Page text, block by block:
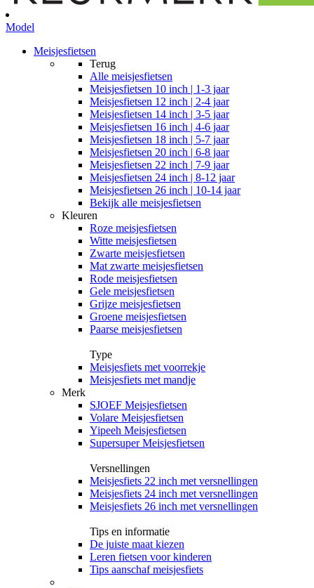
Model
Meisjesfietsen
Terug
Alle meisjesfietsen
Meisjesfietsen 10 inch | 1-3 jaar
Meisjesfietsen 12 inch | 2-4 jaar
Meisjesfietsen 14 inch | 3-5 jaar
Meisjesfietsen 16 inch | 4-6 jaar
Meisjesfietsen 18 inch | 5-7 jaar
Meisjesfietsen 20 inch | 6-8 jaar
Meisjesfietsen 22 inch | 7-9 jaar
Meisjesfietsen 24 inch | 8-12 jaar
Meisjesfietsen 26 inch | 10-14 jaar
Bekijk alle meisjesfietsen
Kleuren
Roze meisjesfietsen
Witte meisjesfietsen
Zwarte meisjesfietsen
Mat zwarte meisjesfietsen
Rode meisjesfietsen
Gele meisjesfietsen
Grijze meisjesfietsen
Groene meisjesfietsen
Paarse meisjesfietsen
Type
Meisjesfiets met voorrekje
Meisjesfiets met mandje
Merk
SJOEF Meisjesfietsen
Volare Meisjesfietsen
Yipeeh Meisjesfietsen
Supersuper Meisjesfietsen
Versnellingen
Meisjesfiets 22 inch met versnellingen
Meisjesfiets 24 inch met versnellingen
Meisjesfiets 26 inch met versnellingen
Tips en informatie
De juiste maat kiezen
Leren fietsen voor kinderen
Tips aanschaf meisjesfiets